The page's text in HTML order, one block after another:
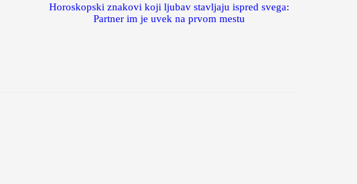
Horoskopski znakovi koji ljubav stavljaju ispred svega:
Partner im je uvek na prvom mestu